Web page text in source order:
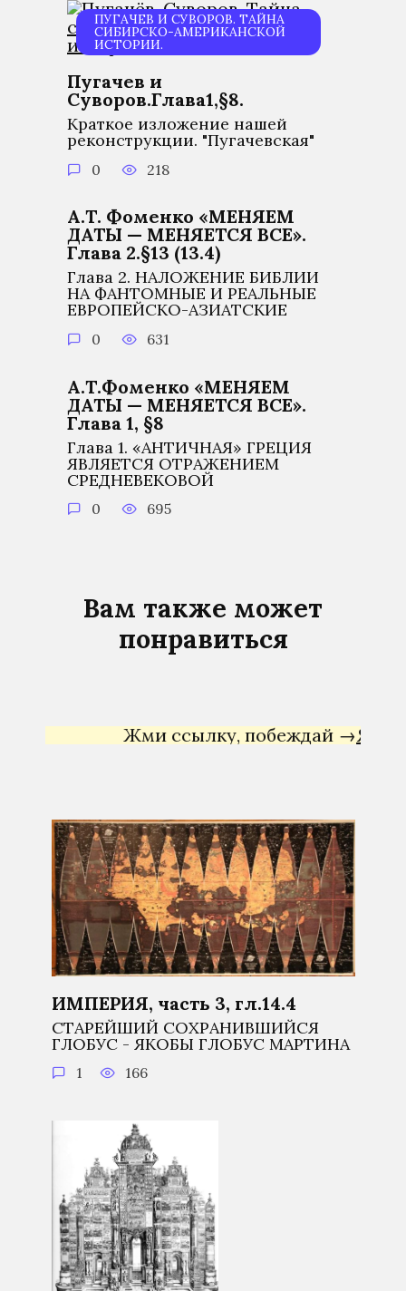
ПУГАЧЕВ И СУВОРОВ. ТАЙНА
СИБИРСКО-АМЕРИКАНСКОЙ
ИСТОРИИ.
Пугачев и
Суворов.Глава1,§8.
Краткое изложение нашей
реконструкции. "Пугачевская"
0 218
А.Т. Фоменко «МЕНЯЕМ
ДАТЫ — МЕНЯЕТСЯ ВСЕ».
Глава 2.§13 (13.4)
Глава 2. НАЛОЖЕНИЕ БИБЛИИ
НА ФАНТОМНЫЕ И РЕАЛЬНЫЕ
ЕВРОПЕЙСКО-АЗИАТСКИЕ
0 631
А.Т.Фоменко «МЕНЯЕМ
ДАТЫ — МЕНЯЕТСЯ ВСЕ».
Глава 1, §8
Глава 1. «АНТИЧНАЯ» ГРЕЦИЯ
ЯВЛЯЕТСЯ ОТРАЖЕНИЕМ
СРЕДНЕВЕКОВОЙ
0 695
Вам также может
понравиться
Жми ссылку, побеждай →Яндекс
ИМПЕРИЯ, часть 3, гл.14.4
СТАРЕЙШИЙ СОХРАНИВШИЙСЯ
ГЛОБУС - ЯКОБЫ ГЛОБУС МАРТИНА
1 166